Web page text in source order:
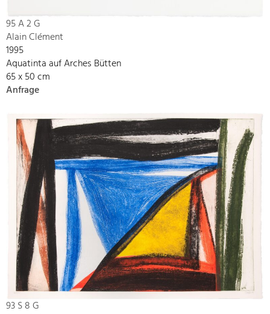
95 A 2 G
Alain Clément
1995
Aquatinta auf Arches Bütten
65 x 50 cm
Anfrage
93 S 8 G